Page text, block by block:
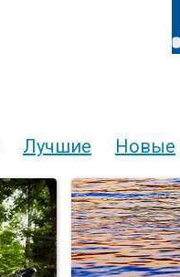
Лучшие Новые